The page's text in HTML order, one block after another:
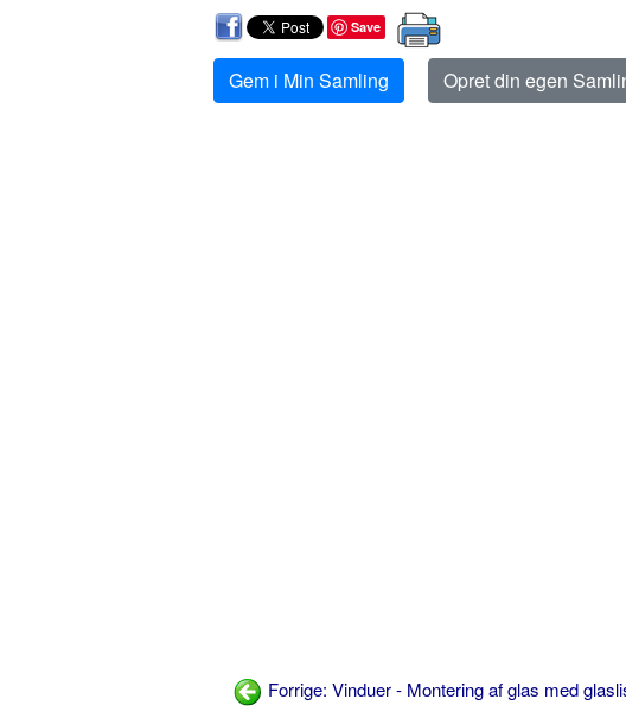
Save
Gem i Min Samling Opret din egen
Forrige: Vinduer - Montering af glas med